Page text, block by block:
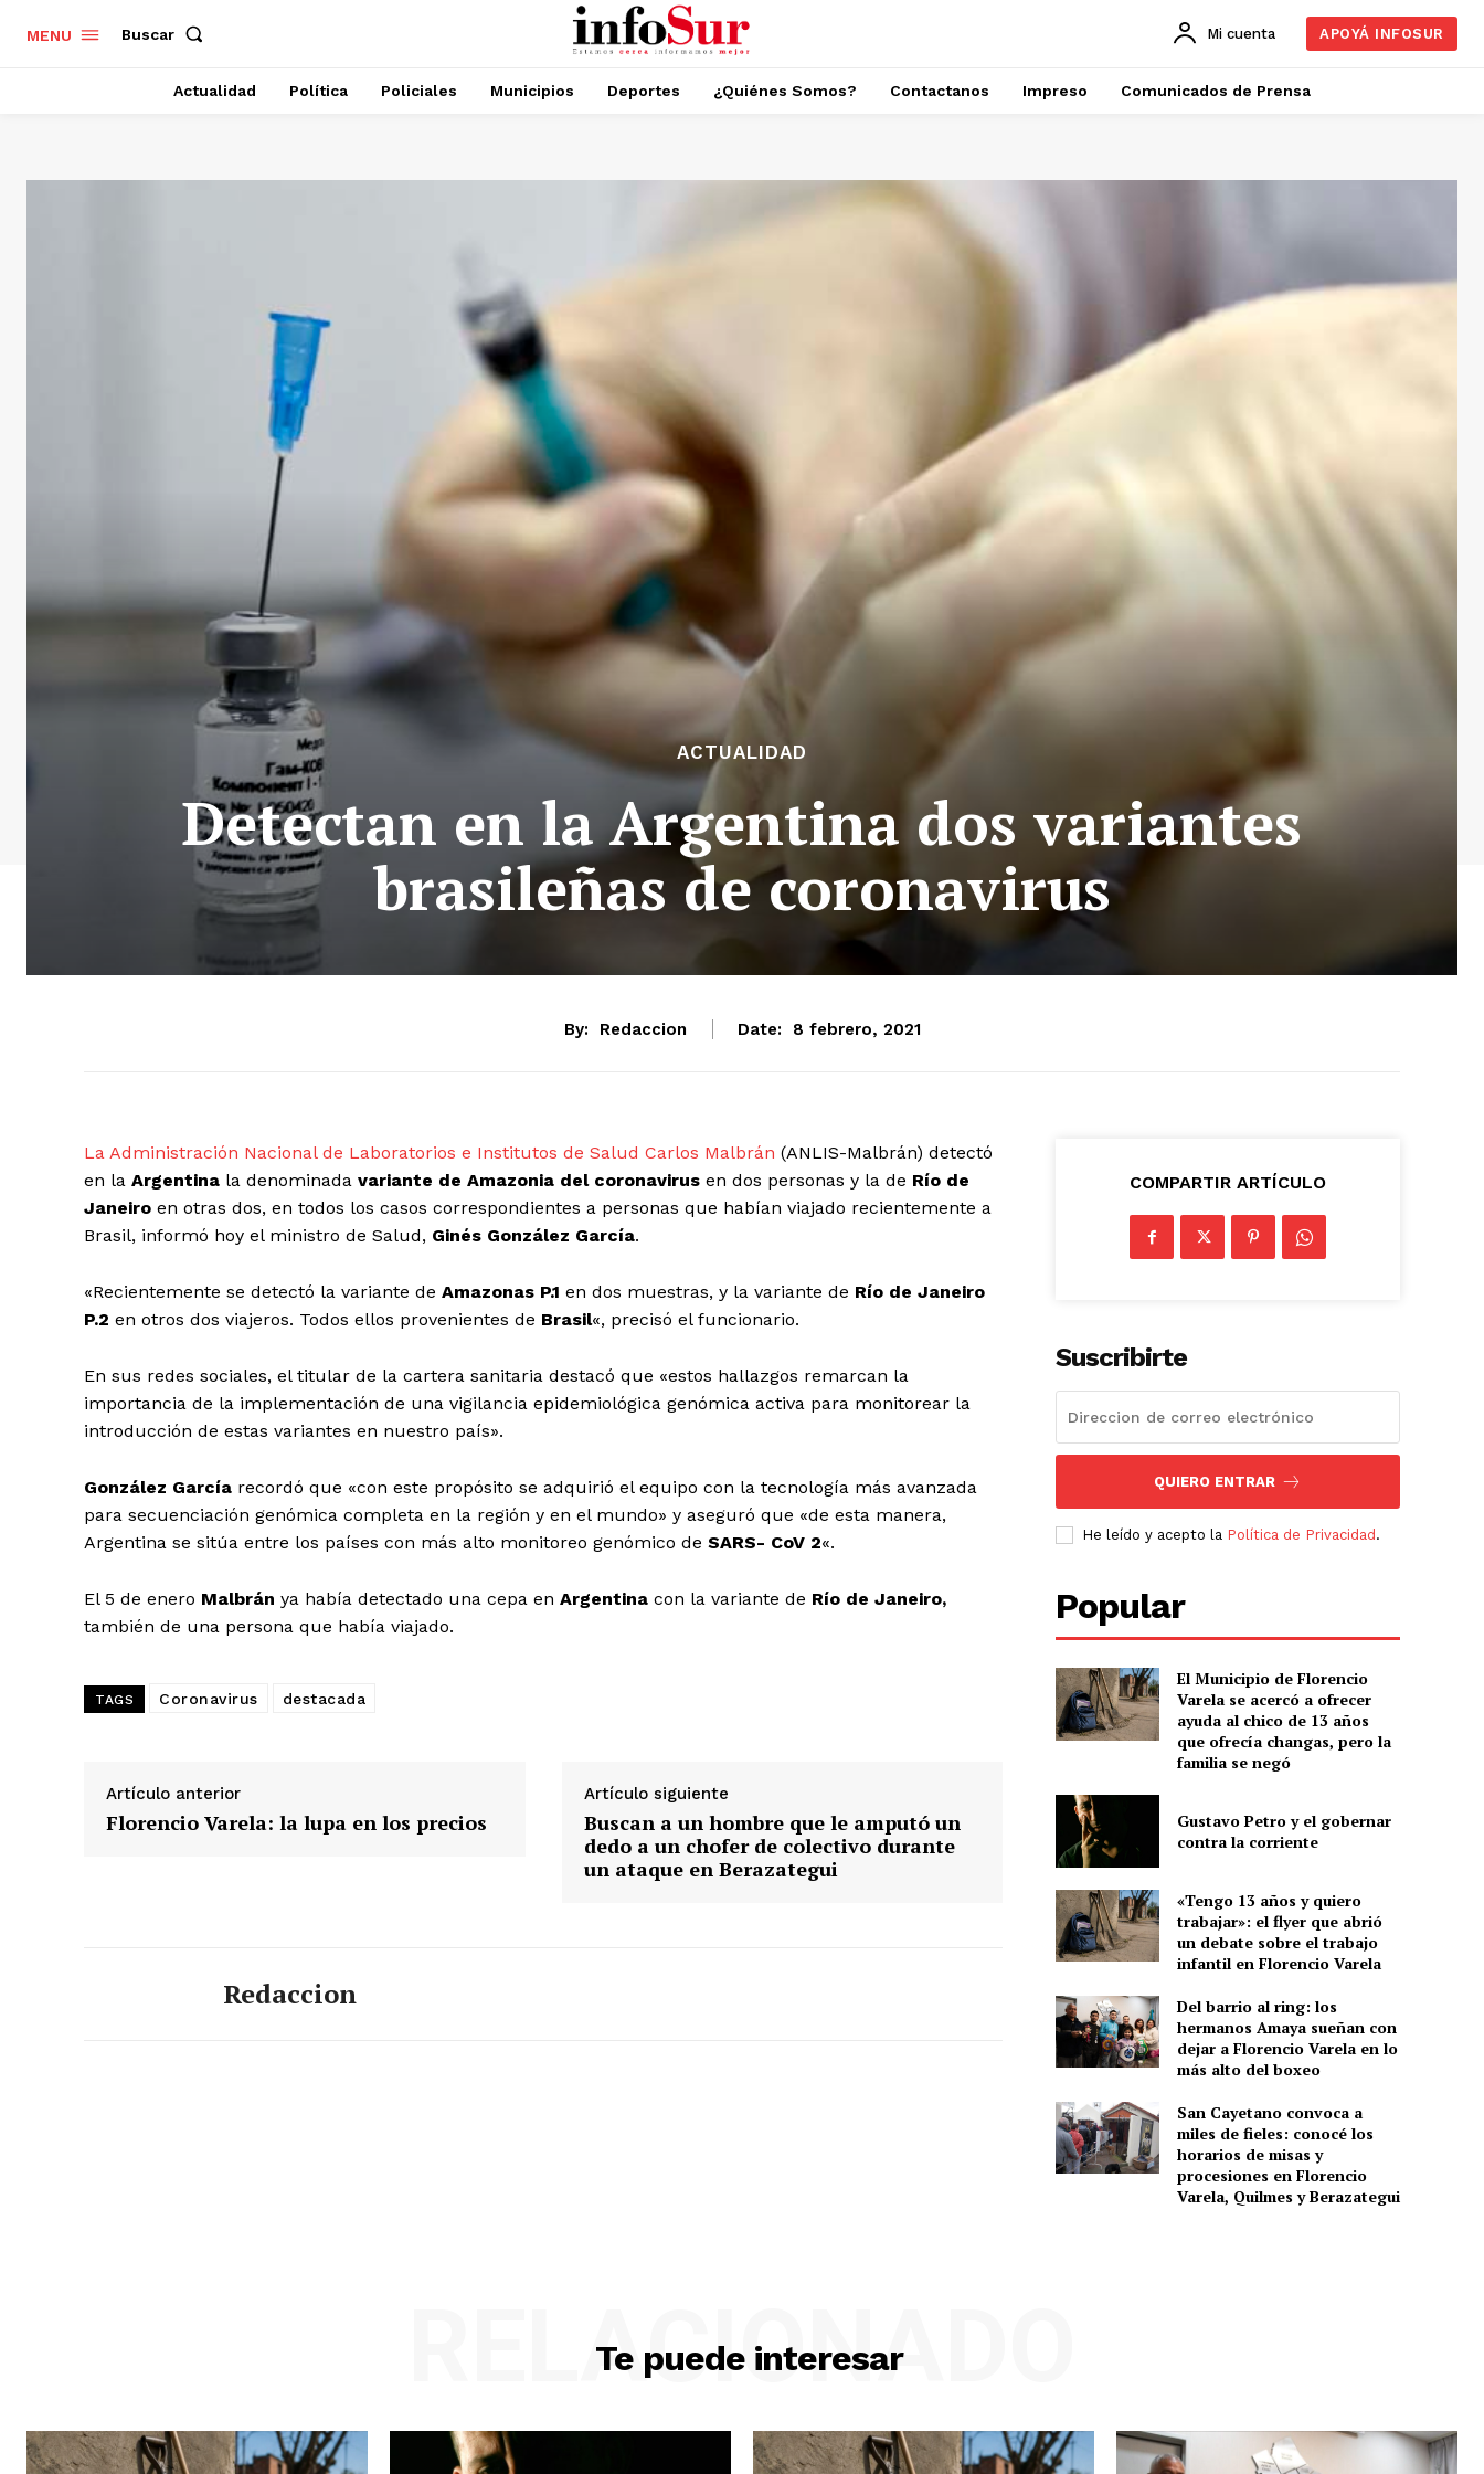
MENU Buscar Mi cuenta APOYÁ INFOSUR
Actualidad Política Policiales Municipios Deportes ¿Quiénes Somos? Contactanos Impreso Comunicados de Prensa
ACTUALIDAD
Detectan en la Argentina dos variantes
brasileñas de coronavirus
By: Redaccion Date: 8 febrero, 2021
La Administración Nacional de Laboratorios e Institutos de Salud Carlos Malbrán (ANLIS-Malbrán) detectó
en la Argentina la denominada variante de Amazonia del coronavirus en dos personas y la de Río de
Janeiro en otras dos, en todos los casos correspondientes a personas que habían viajado recientemente a
Brasil, informó hoy el ministro de Salud, Ginés González García.
«Recientemente se detectó la variante de Amazonas P.1 en dos muestras, y la variante de Río de Janeiro
P.2 en otros dos viajeros. Todos ellos provenientes de Brasil«, precisó el funcionario.
En sus redes sociales, el titular de la cartera sanitaria destacó que «estos hallazgos remarcan la
importancia de la implementación de una vigilancia epidemiológica genómica activa para monitorear la
introducción de estas variantes en nuestro país».
González García recordó que «con este propósito se adquirió el equipo con la tecnología más avanzada
para secuenciación genómica completa en la región y en el mundo» y aseguró que «de esta manera,
Argentina se sitúa entre los países con más alto monitoreo genómico de SARS- CoV 2«.
El 5 de enero Malbrán ya había detectado una cepa en Argentina con la variante de Río de Janeiro,
también de una persona que había viajado.
TAGS Coronavirus destacada
Artículo anterior
Florencio Varela: la lupa en los precios
Artículo siguiente
Buscan a un hombre que le amputó un
dedo a un chofer de colectivo durante
un ataque en Berazategui
Redaccion
COMPARTIR ARTÍCULO
Suscribirte
QUIERO ENTRAR
He leído y acepto la Política de Privacidad .
Popular
El Municipio de Florencio
Varela se acercó a ofrecer
ayuda al chico de 13 años
que ofrecía changas, pero la
familia se negó
Gustavo Petro y el gobernar
contra la corriente
«Tengo 13 años y quiero
trabajar»: el flyer que abrió
un debate sobre el trabajo
infantil en Florencio Varela
Del barrio al ring: los
hermanos Amaya sueñan con
dejar a Florencio Varela en lo
más alto del boxeo
San Cayetano convoca a
miles de fieles: conocé los
horarios de misas y
procesiones en Florencio
Varela, Quilmes y Berazategui
Te puede interesar
RELACIONADO